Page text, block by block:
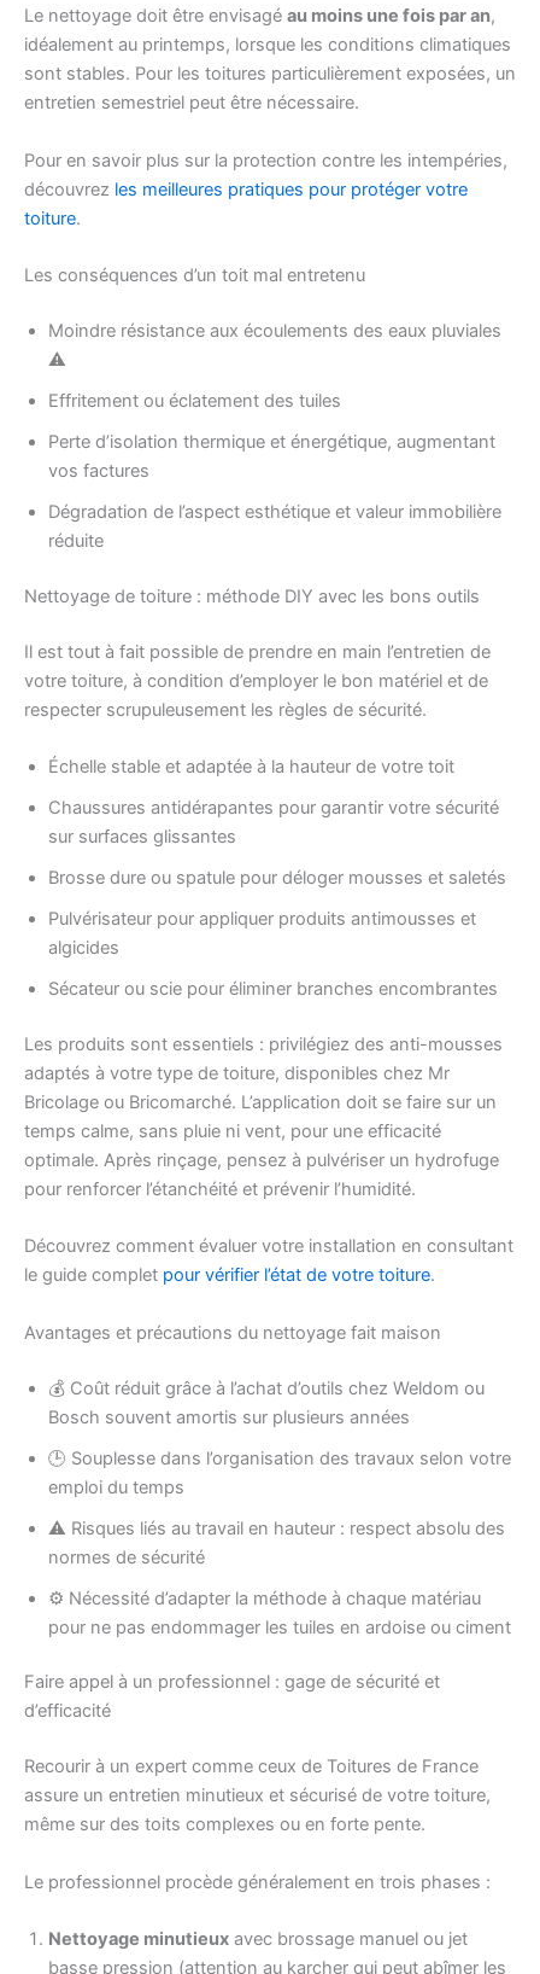
Le nettoyage doit être envisagé au moins une fois par an,
idéalement au printemps, lorsque les conditions climatiques
sont stables. Pour les toitures particulièrement exposées, un
entretien semestriel peut être nécessaire.
Pour en savoir plus sur la protection contre les intempéries,
découvrez les meilleures pratiques pour protéger votre
toiture.
Les conséquences d’un toit mal entretenu
Moindre résistance aux écoulements des eaux pluviales
⚠️
Effritement ou éclatement des tuiles
Perte d’isolation thermique et énergétique, augmentant
vos factures
Dégradation de l’aspect esthétique et valeur immobilière
réduite
Nettoyage de toiture : méthode DIY avec les bons outils
Il est tout à fait possible de prendre en main l’entretien de
votre toiture, à condition d’employer le bon matériel et de
respecter scrupuleusement les règles de sécurité.
Échelle stable et adaptée à la hauteur de votre toit
Chaussures antidérapantes pour garantir votre sécurité
sur surfaces glissantes
Brosse dure ou spatule pour déloger mousses et saletés
Pulvérisateur pour appliquer produits antimousses et
algicides
Sécateur ou scie pour éliminer branches encombrantes
Les produits sont essentiels : privilégiez des anti-mousses
adaptés à votre type de toiture, disponibles chez Mr
Bricolage ou Bricomarché. L’application doit se faire sur un
temps calme, sans pluie ni vent, pour une efficacité
optimale. Après rinçage, pensez à pulvériser un hydrofuge
pour renforcer l’étanchéité et prévenir l’humidité.
Découvrez comment évaluer votre installation en consultant
le guide complet pour vérifier l’état de votre toiture.
Avantages et précautions du nettoyage fait maison
💰 Coût réduit grâce à l’achat d’outils chez Weldom ou
Bosch souvent amortis sur plusieurs années
🕒 Souplesse dans l’organisation des travaux selon votre
emploi du temps
⚠️ Risques liés au travail en hauteur : respect absolu des
normes de sécurité
⚙️ Nécessité d’adapter la méthode à chaque matériau
pour ne pas endommager les tuiles en ardoise ou ciment
Faire appel à un professionnel : gage de sécurité et
d’efficacité
Recourir à un expert comme ceux de Toitures de France
assure un entretien minutieux et sécurisé de votre toiture,
même sur des toits complexes ou en forte pente.
Le professionnel procède généralement en trois phases :
Nettoyage minutieux avec brossage manuel ou jet
basse pression (attention au karcher qui peut abîmer les